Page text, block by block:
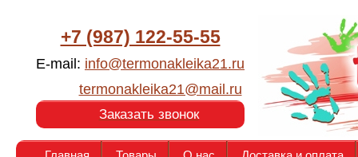
+7 (987) 122-55-55
E-mail: info@termonakleika21.ru
termonakleika21@mail.ru
Заказать звонок